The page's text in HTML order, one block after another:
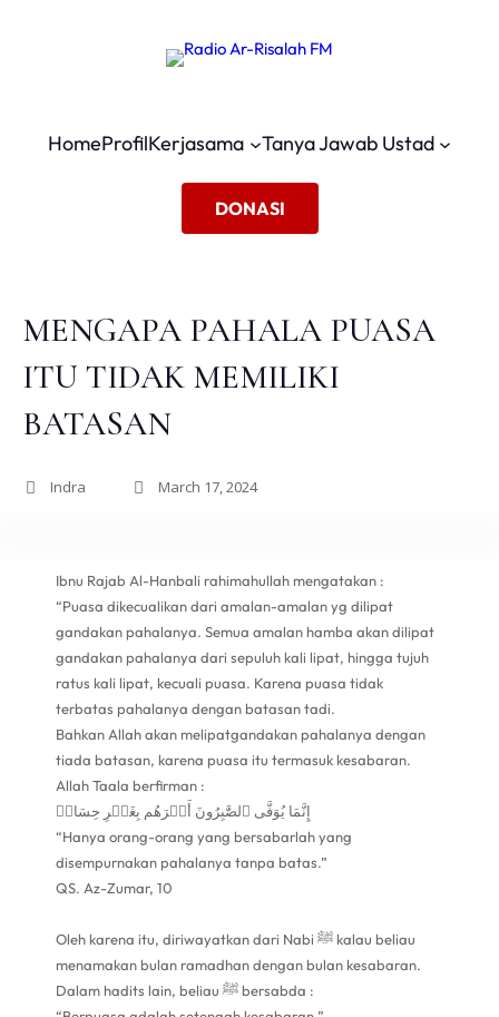
HomeProfilKerjasama Tanya Jawab Ustad
DONASI
MENGAPA PAHALA PUASA
ITU TIDAK MEMILIKI
BATASAN
Indra March 17, 2024
Ibnu Rajab Al-Hanbali rahimahullah mengatakan :
“Puasa dikecualikan dari amalan-amalan yg dilipat
gandakan pahalanya. Semua amalan hamba akan dilipat
gandakan pahalanya dari sepuluh kali lipat, hingga tujuh
ratus kali lipat, kecuali puasa. Karena puasa tidak
terbatas pahalanya dengan batasan tadi.
Bahkan Allah akan melipatgandakan pahalanya dengan
tiada batasan, karena puasa itu termasuk kesabaran.
Allah Taala berfirman :
إِنَّمَا يُوَفَّى ٱلصَّٰبِرُونَ أَجۡرَهُم بِغَيۡرِ حِسَابٖ
“Hanya orang-orang yang bersabarlah yang
disempurnakan pahalanya tanpa batas.”
QS. Az-Zumar, 10
Oleh karena itu, diriwayatkan dari Nabi ﷺ kalau beliau
menamakan bulan ramadhan dengan bulan kesabaran.
Dalam hadits lain, beliau ﷺ bersabda :